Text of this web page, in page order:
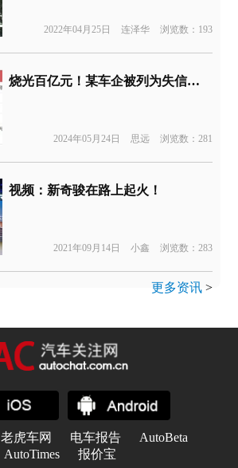
2022年04月25日 连泽华 浏览数：193
烧光百亿元！某车企被列为失信被执行人
2024年05月24日 思远 浏览数：281
视频：新奇骏在路上起火！
2021年09月14日 小鑫 浏览数：283
更多资讯>
老虎车网 电车报告
AutoBeta
AutoTimes
报价宝